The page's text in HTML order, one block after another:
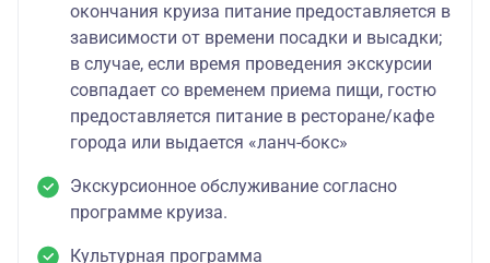
окончания круиза питание предоставляется в
зависимости от времени посадки и высадки;
в случае, если время проведения экскурсии
совпадает со временем приема пищи, гостю
предоставляется питание в ресторане/кафе
города или выдается «ланч-бокс»
Экскурсионное обслуживание согласно
программе круиза.
Культурная программа